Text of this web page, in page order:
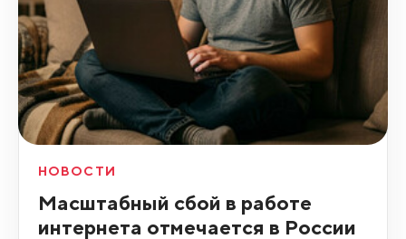
НОВОСТИ
Масштабный сбой в работе
интернета отмечается в России